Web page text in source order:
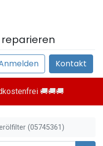
reparieren
Kontakt
🚚🚚🚚
(05745361)